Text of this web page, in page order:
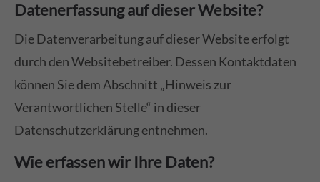
Datenerfassung auf dieser Website?
Die Datenverarbeitung auf dieser Website erfolgt
durch den Websitebetreiber. Dessen Kontaktdaten
können Sie dem Abschnitt „Hinweis zur
Verantwortlichen Stelle“ in dieser
Datenschutzerklärung entnehmen.
Wie erfassen wir Ihre Daten?